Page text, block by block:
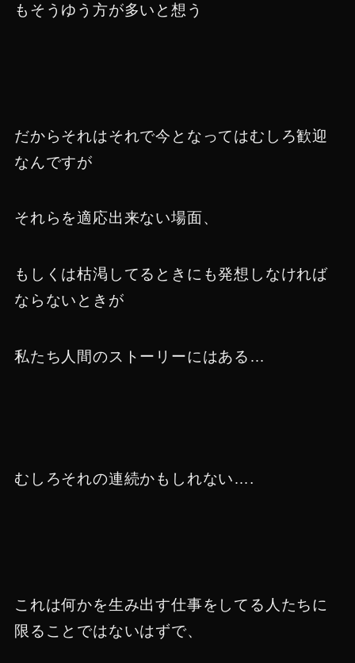
もそうゆう方が多いと想う
だからそれはそれで今となってはむしろ歓迎
なんですが
それらを適応出来ない場面、
もしくは枯渇してるときにも発想しなければ
ならないときが
私たち人間のストーリーにはある…
むしろそれの連続かもしれない….
これは何かを生み出す仕事をしてる人たちに
限ることではないはずで、